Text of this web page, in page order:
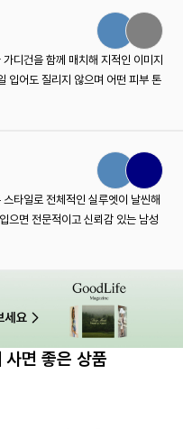
디건을 함께 매치해 지적인 이미지
입어도 질리지 않으며 어떤 피부 톤
타일로 전체적인 실루엣이 날씬해
으면 전문적이고 신뢰감 있는 남성
면 좋은 상품